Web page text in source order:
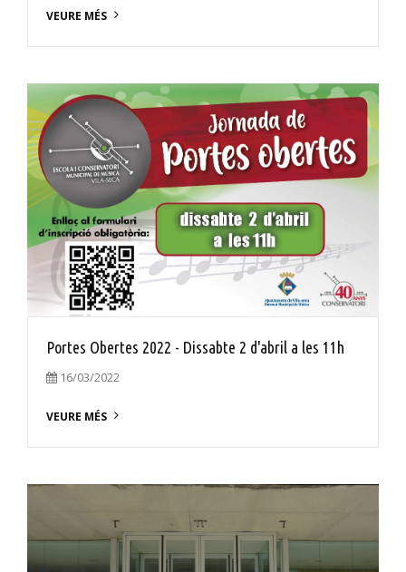
VEURE MÉS
Portes Obertes 2022 - Dissabte 2 d'abril a les 11h
16/03/2022
VEURE MÉS